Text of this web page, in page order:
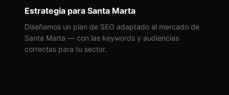
Estrategia para Santa Marta
Diseñamos un plan de SEO adaptado al mercado de
Santa Marta — con las keywords y audiencias
correctas para tu sector.